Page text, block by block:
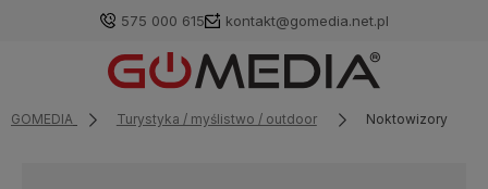
575 000 615 kontakt@gomedia.net.pl
GOMEDIA Turystyka / myślistwo / outdoor Noktowizory